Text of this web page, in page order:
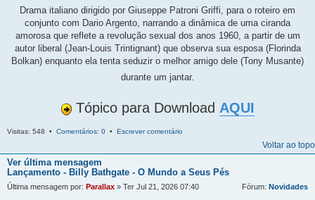
Drama italiano dirigido por Giuseppe Patroni Griffi, para o roteiro em
conjunto com Dario Argento, narrando a dinâmica de uma ciranda
amorosa que reflete a revolução sexual dos anos 1960, a partir de um
autor liberal (Jean-Louis Trintignant) que observa sua esposa (Florinda
Bolkan) enquanto ela tenta seduzir o melhor amigo dele (Tony Musante)
durante um jantar.
Tópico para Download AQUI
Visitas: 548 • Comentários: 0 • Escrever comentário
Voltar ao topo
Ver última mensagem
Lançamento - Billy Bathgate - O Mundo a Seus Pés
Última mensagem por: Parallax » Ter Jul 21, 2026 07:40 Fórum: Novidades